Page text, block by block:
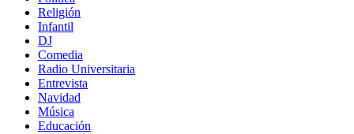
Religión
Infantil
DJ
Comedia
Radio Universitaria
Entrevista
Navidad
Música
Educación